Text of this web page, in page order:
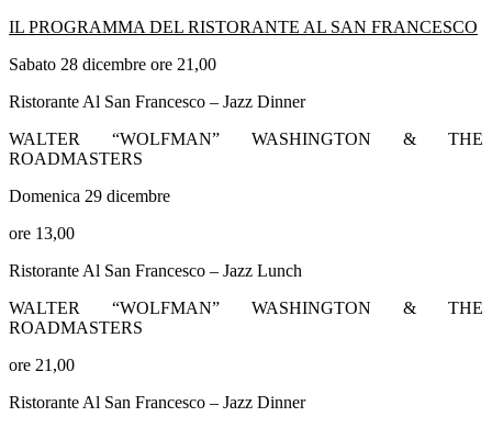
IL PROGRAMMA DEL RISTORANTE AL SAN FRANCESCO
Sabato 28 dicembre ore 21,00
Ristorante Al San Francesco – Jazz Dinner
WALTER “WOLFMAN” WASHINGTON & THE
ROADMASTERS
Domenica 29 dicembre
ore 13,00
Ristorante Al San Francesco – Jazz Lunch
WALTER “WOLFMAN” WASHINGTON & THE
ROADMASTERS
ore 21,00
Ristorante Al San Francesco – Jazz Dinner